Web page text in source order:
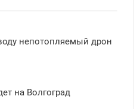
непотопляемый дрон
на Волгоград